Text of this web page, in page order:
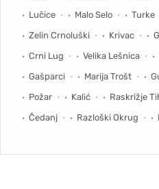
Lučice
Malo Selo Turke
Zelin Crnoluški
Krivac
Crni Lug
Velika Lešnica
Gašparci
Marija Trošt
Požar
Kalić Raskrižje
Čedanj
Razloški Okrug